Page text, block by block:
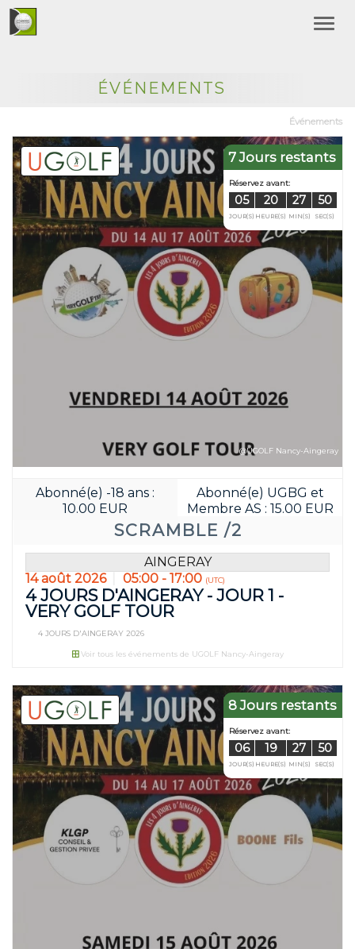
ÉVÉNEMENTS
Événements
7 Jours restants
Réservez
05 20
JOUR(S)
SCRAMBLE /2
Abonné(e) -18 ans :
10.00 EUR
Abonné(e) UGBG et
Membre AS : 15.00 EUR
@UGOLF Nancy-Aingeray
AINGERAY
14 août 2026
05:00 - 17:00 (UTC)
4 JOURS D'AINGERAY - JOUR 1 -
VERY GOLF TOUR
4 JOURS D'AINGERAY 2026
Voir tous les événements de UGOLF Nancy-Aingeray
8 Jours restants